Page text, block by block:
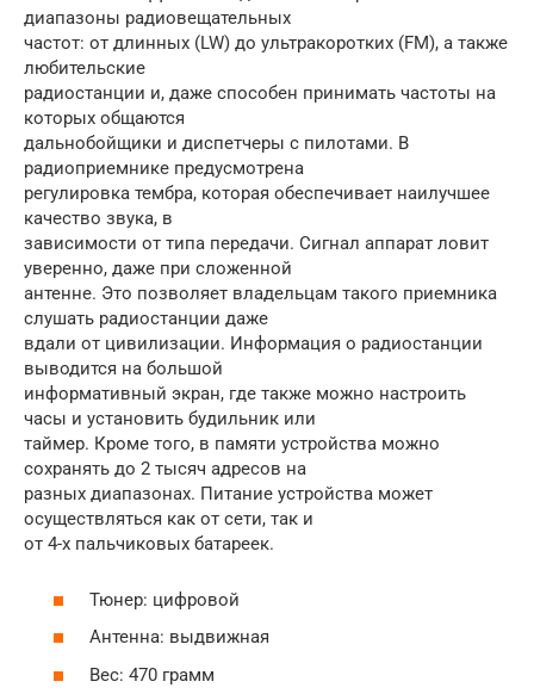
диапазоны радиовещательных
частот: от длинных (LW) до ультракоротких (FM), а также
любительские
радиостанции и, даже способен принимать частоты на
которых общаются
дальнобойщики и диспетчеры с пилотами. В
радиоприемнике предусмотрена
регулировка тембра, которая обеспечивает наилучшее
качество звука, в
зависимости от типа передачи. Сигнал аппарат ловит
уверенно, даже при сложенной
антенне. Это позволяет владельцам такого приемника
слушать радиостанции даже
вдали от цивилизации. Информация о радиостанции
выводится на большой
информативный экран, где также можно настроить
часы и установить будильник или
таймер. Кроме того, в памяти устройства можно
сохранять до 2 тысяч адресов на
разных диапазонах. Питание устройства может
осуществляться как от сети, так и
от 4-х пальчиковых батареек.
Тюнер: цифровой
Антенна: выдвижная
Вес: 470 грамм